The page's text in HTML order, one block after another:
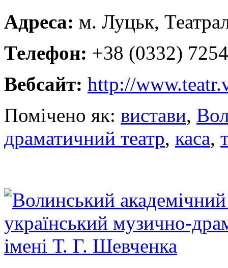
Адреса: м. Луцьк,
Телефон: +38 (0332)
Вебсайт: http://
Помічено як: вистави,
драматичний театр, каса,